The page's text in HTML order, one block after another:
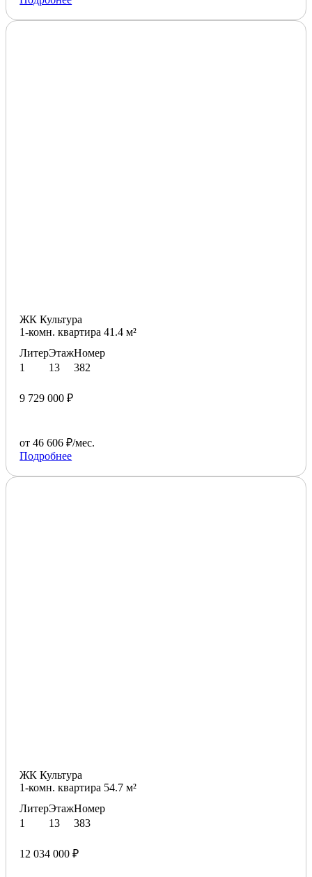
ЖК Культура
1-комн. квартира 41.4 м²
Литер
1
Этаж
13
Номер
382
9 729 000 ₽
от 46 606 ₽/мес.
Подробнее
ЖК Культура
1-комн. квартира 54.7 м²
Литер
1
Этаж
13
Номер
383
12 034 000 ₽